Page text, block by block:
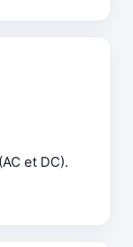
et DC).